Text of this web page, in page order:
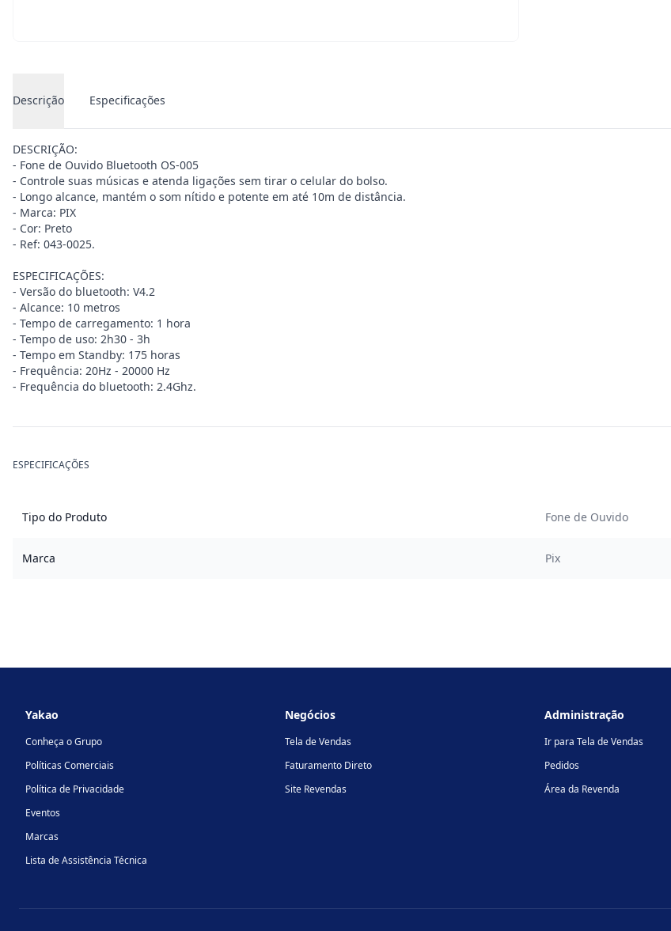
Descrição Especificações
DESCRIÇÃO:
- Fone de Ouvido Bluetooth OS-005
- Controle suas músicas e atenda ligações sem tirar o celular do bolso.
- Longo alcance, mantém o som nítido e potente em até 10m de distância.
- Marca: PIX
- Cor: Preto
- Ref: 043-0025.
ESPECIFICAÇÕES:
- Versão do bluetooth: V4.2
- Alcance: 10 metros
- Tempo de carregamento: 1 hora
- Tempo de uso: 2h30 - 3h
- Tempo em Standby: 175 horas
- Frequência: 20Hz - 20000 Hz
- Frequência do bluetooth: 2.4Ghz.
ESPECIFICAÇÕES
Tipo do Produto Fone de Ouvido
Marca Pix
Yakao
Conheça o Grupo
Políticas Comerciais
Política de Privacidade
Eventos
Marcas
Lista de Assistência Técnica
Negócios
Tela de Vendas
Faturamento Direto
Site Revendas
Administração
Ir para Tela de Vendas
Pedidos
Área da Revenda